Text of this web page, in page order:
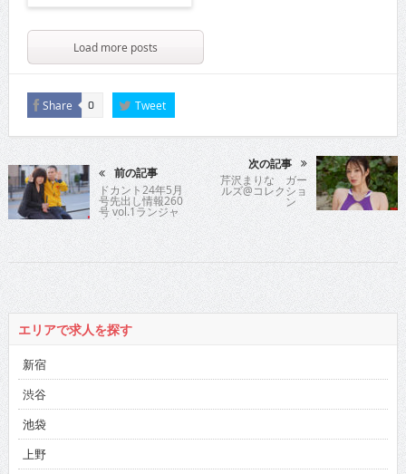
Load more posts
Share 0 Tweet
前の記事
ドカント24年5月
号先出し情報260
号 vol.1ランジャ
タイ
次の記事
芹沢まりな ガー
ルズ@コレクショ
ン
エリアで求人を探す
新宿
渋谷
池袋
上野